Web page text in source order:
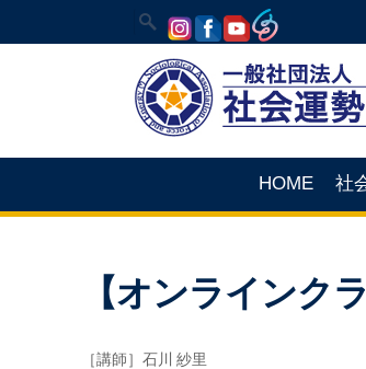
HOME 社
【オンラインク
［講師］石川 紗里